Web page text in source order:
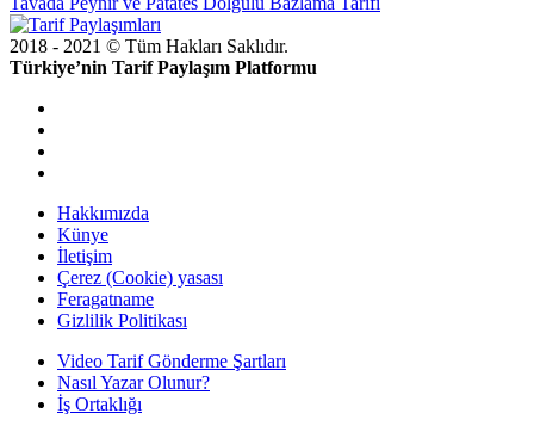
2018 - 2021 © Tüm Hakları Saklıdır.
Türkiye’nin Tarif Paylaşım Platformu
bakım
sabitleme
Hakkımızda
Künye
İletişim
Çerez (Cookie) yasası
Feragatname
Gizlilik Politikası
Video Tarif Gönderme Şartları
Nasıl Yazar Olunur?
İş Ortaklığı